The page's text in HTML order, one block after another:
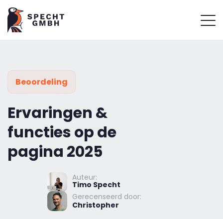
Beoordeling
Ervaringen &
functies op de
pagina 2025
Auteur:
Timo Specht
Gerecenseerd door:
Christopher